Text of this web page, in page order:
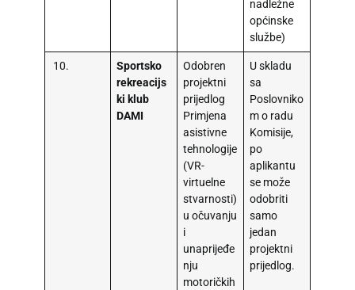
nadležne
općinske
službe)
10.
Sportsko
rekreacijs
ki klub
DAMI
Odobren
projektni
prijedlog
Primjena
asistivne
tehnologije
(VR-
virtuelne
stvarnosti)
u očuvanju
i
unaprijeđe
nju
motoričkih
U skladu
sa
Poslovniko
m o radu
Komisije,
po
aplikantu
se može
odobriti
samo
jedan
projektni
prijedlog.